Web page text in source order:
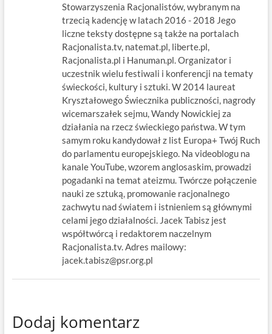
Stowarzyszenia Racjonalistów, wybranym na
trzecią kadencję w latach 2016 - 2018 Jego
liczne teksty dostępne są także na portalach
Racjonalista.tv, natemat.pl, liberte.pl,
Racjonalista.pl i Hanuman.pl. Organizator i
uczestnik wielu festiwali i konferencji na tematy
świeckości, kultury i sztuki. W 2014 laureat
Kryształowego Świecznika publiczności, nagrody
wicemarszałek sejmu, Wandy Nowickiej za
działania na rzecz świeckiego państwa. W tym
samym roku kandydował z list Europa+ Twój Ruch
do parlamentu europejskiego. Na videoblogu na
kanale YouTube, wzorem anglosaskim, prowadzi
pogadanki na temat ateizmu. Twórcze połączenie
nauki ze sztuką, promowanie racjonalnego
zachwytu nad światem i istnieniem są głównymi
celami jego działalności. Jacek Tabisz jest
współtwórcą i redaktorem naczelnym
Racjonalista.tv. Adres mailowy:
jacek.tabisz@psr.org.pl
Dodaj komentarz